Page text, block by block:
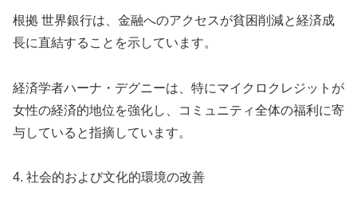
根拠 世界銀行は、金融へのアクセスが貧困削減と経済成
長に直結することを示しています。
経済学者ハーナ・デグニーは、特にマイクロクレジットが
女性の経済的地位を強化し、コミュニティ全体の福利に寄
与していると指摘しています。
4. 社会的および文化的環境の改善